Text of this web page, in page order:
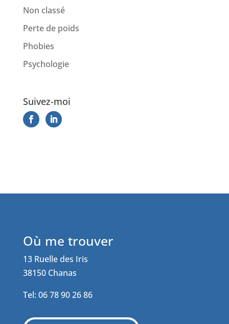
Non classé
Perte de poids
Phobies
Psychologie
Suivez-moi
Où me trouver
13 Ruelle des Iris
38150 Chanas
Tel: 06 78 90 26 86